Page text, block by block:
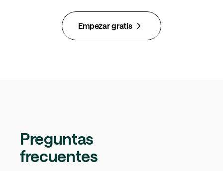
Empezar gratis
Preguntas
frecuentes